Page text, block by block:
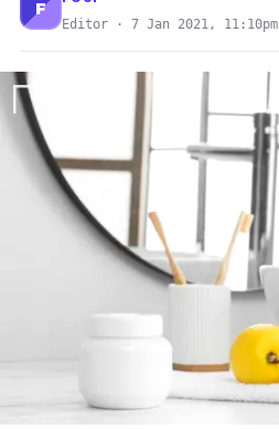
F
Editor · 7 Jan 2021, 11:10pm